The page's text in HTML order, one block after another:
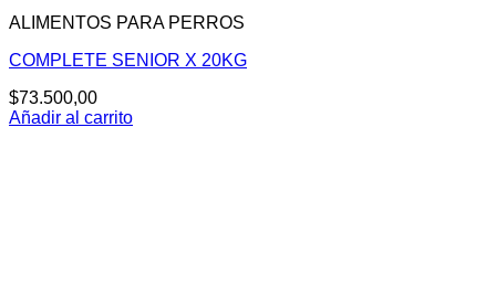
ALIMENTOS PARA PERROS
COMPLETE SENIOR X 20KG
$73.500,00
Añadir al carrito